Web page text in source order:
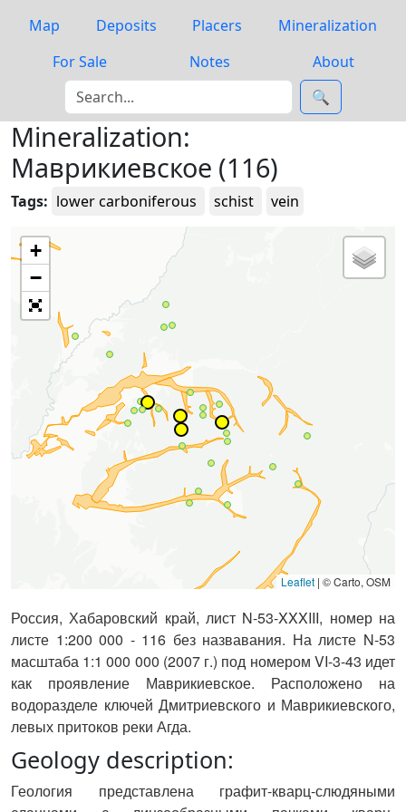
Map Deposits Placers
Mineralization
For Sale
Notes
About
🔍
Mineralization:
Маврикиевское (116)
Tags: lower carboniferous schist vein
+
−
Leaflet | © Carto, OSM
Россия, Хабаровский край, лист N-53-XXXIII, номер на
листе 1:200 000 - 116 без назвавания. На листе N-53
масштаба 1:1 000 000 (2007 г.) под номером VI-3-43 идет
как проявление Маврикиевское. Расположено на
водоразделе ключей Дмитриевского и Маврикиевского,
левых притоков реки Агда.
Geology description:
Геология представлена графит-кварц-слюдяными